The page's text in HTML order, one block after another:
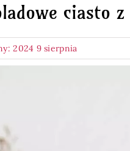
ciasto
2024 9 sierpnia